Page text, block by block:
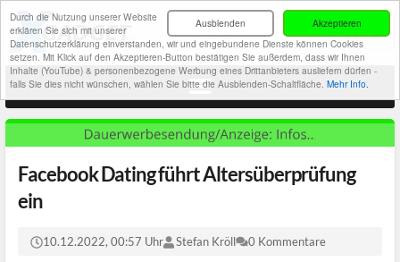
Akzeptieren
Ausblenden
Durch die Nutzung unserer Website
erklären Sie sich mit unserer
Datenschutzerklärung einverstanden, wir und eingebundene Dienste können Cookies
setzen. Mit Klick auf den Akzeptieren-Button bestätigen Sie außerdem, dass wir Ihnen
Inhalte (YouTube) & personenbezogene Werbung eines Drittanbieters ausliefern dürfen -
falls Sie dies nicht wünschen, wählen Sie bitte die Ausblenden-Schaltfläche. Mehr Info.
Facebook Dating führt Altersüberprüfung
ein
10.12.2022, 00:57 Uhr Stefan Kröll 0 Kommentare